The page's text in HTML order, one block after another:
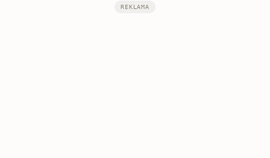
REKLAMA